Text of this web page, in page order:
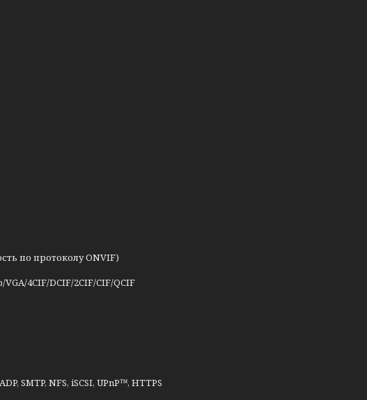
по протоколу ONVIF)
4CIF/DCIF/2CIF/CIF/QCIF
SMTP, NFS, iSCSI, UPnP™, HTTPS